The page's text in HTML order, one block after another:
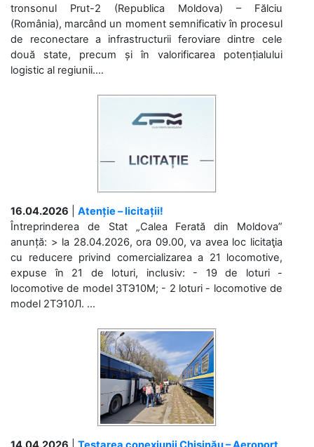
tronsonul Prut-2 (Republica Moldova) – Fălciu
(România), marcând un moment semnificativ în procesul
de reconectare a infrastructurii feroviare dintre cele
două state, precum și în valorificarea potențialului
logistic al regiunii....
16.04.2026
Atenție – licitații!
Întreprinderea de Stat „Calea Ferată din Moldova”
anunță: > la 28.04.2026, ora 09.00, va avea loc licitaţia
cu reducere privind comercializarea a 21 locomotive,
expuse în 21 de loturi, inclusiv: - 19 de loturi -
locomotive de model 3ТЭ10М; - 2 loturi - locomotive de
model 2ТЭ10Л. ...